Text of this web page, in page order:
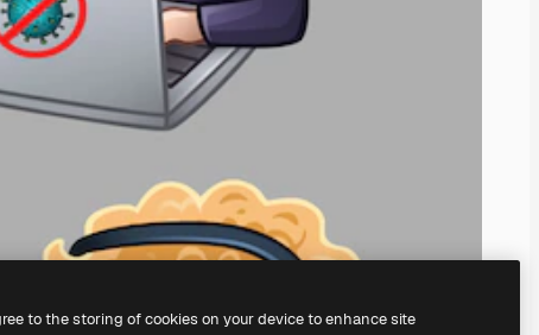
to the storing of cookies on your device to enhance site